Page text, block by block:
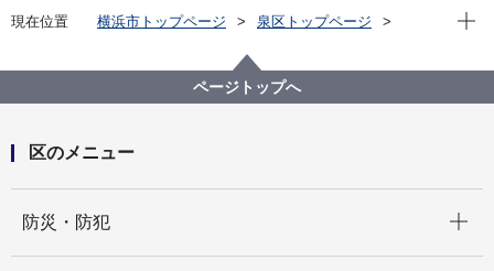
現在位置 横浜市トップページ
泉区トップページ
いずみ区民活動支援センター
講座・イベント情報
【開催報告】気象防災講座 あなたとあなたの大切な
現在
ページトップへ
区のメニュー
防災・防犯